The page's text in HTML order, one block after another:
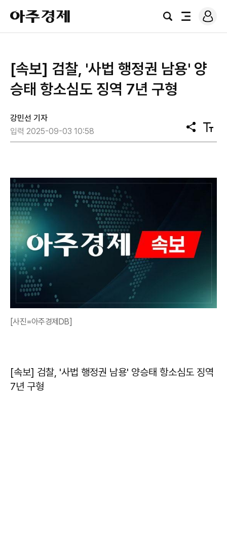
아
주
경
검
전
로
그
[속보] 검찰, '사법 행정권 남용' 양
승태 항소심도 징역 7년 구형
강민선 기자
입력 2025-09-03 10:58
공
유
텍
스
[사진=아주경제DB]
[속보] 검찰, '사법 행정권 남용' 양승태 항소심도 징역
7년 구형